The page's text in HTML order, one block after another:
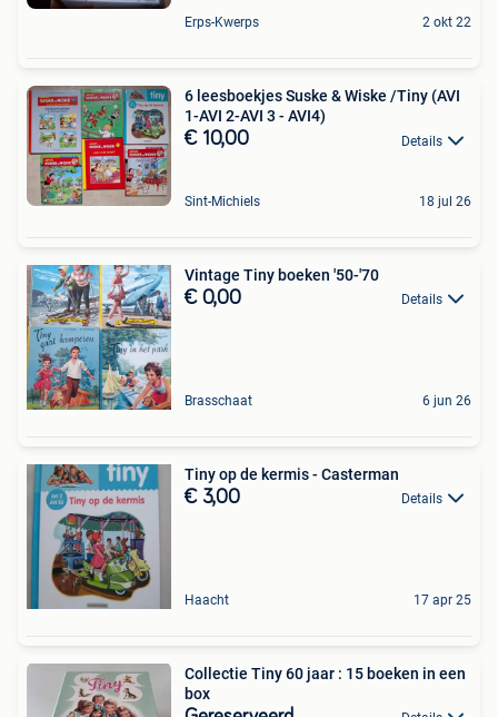
Erps-Kwerps 2 okt 22
6 leesboekjes Suske & Wiske /Tiny (AVI
1-AVI 2-AVI 3 - AVI4)
€ 10,00 Details
Sint-Michiels 18 jul 26
Vintage Tiny boeken '50-'70
€ 0,00 Details
Brasschaat 6 jun 26
Tiny op de kermis - Casterman
€ 3,00 Details
Haacht 17 apr 25
Collectie Tiny 60 jaar : 15 boeken in een
box